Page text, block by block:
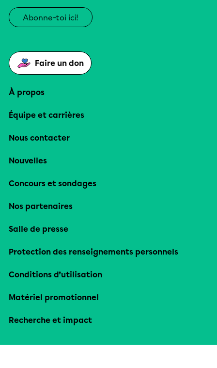
Abonne-toi ici!
Faire un don
À propos
Équipe et carrières
Nous contacter
Nouvelles
Concours et sondages
Nos partenaires
Salle de presse
Protection des renseignements personnels
Conditions d’utilisation
Matériel promotionnel
Recherche et impact